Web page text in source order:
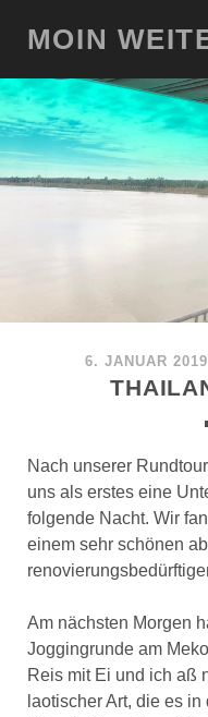
MOIN
6. JANUAR 2019
Nach unserer
uns als erstes eine
folgende Nacht. Wir
einem sehr schönen
Am nächsten Morgen
Joggingrunde am
Reis mit Ei und ich aß
laotischer Art, die es